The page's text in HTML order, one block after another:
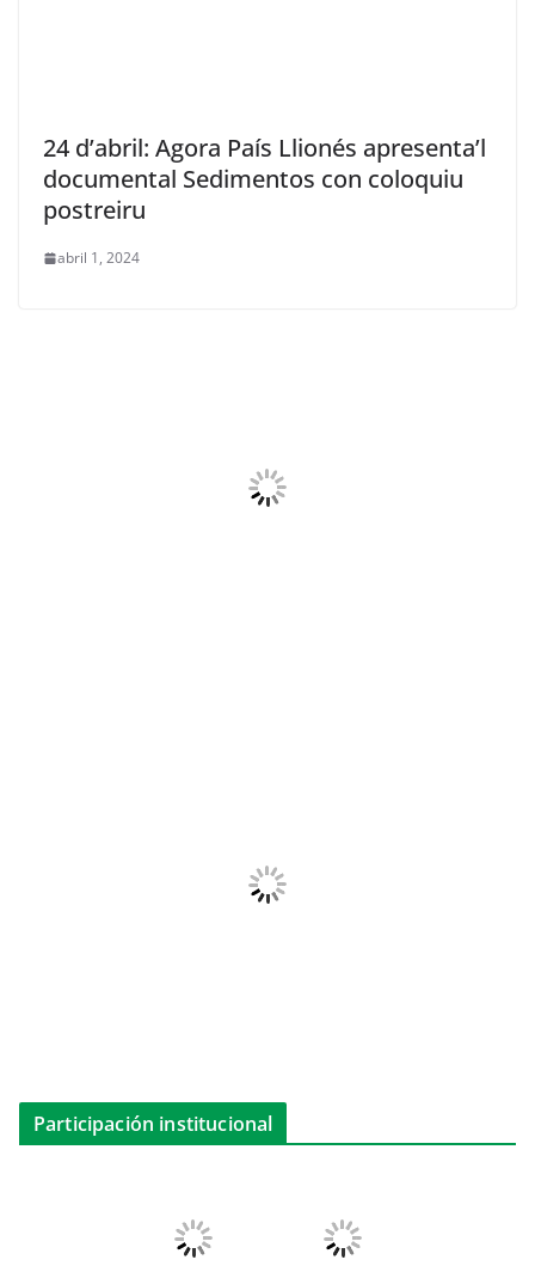
24 d’abril: Agora País Llionés apresenta’l
documental Sedimentos con coloquiu
postreiru
abril 1, 2024
Participación institucional